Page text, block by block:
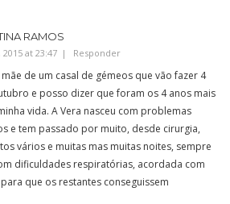
RAMOS
at 23:47 Responder
de um casal de gémeos que vão fazer 4
e posso dizer que foram os 4 anos mais
vida. A Vera nasceu com problemas
e tem passado por muito, desde cirurgia,
vários e muitas mas muitas noites, sempre
dificuldades respiratórias, acordada com
que os restantes conseguissem